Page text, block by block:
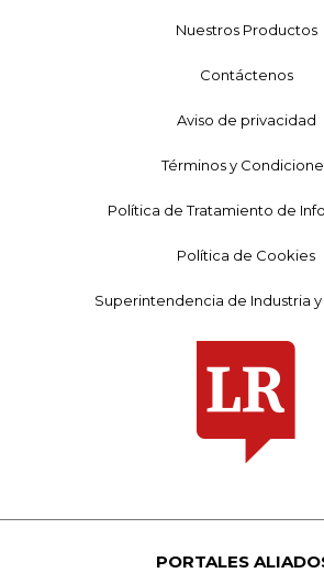
Nuestros Productos
Contáctenos
Aviso de privacidad
Términos y
Política de Tratamiento de
Política de Cookies
Superintendencia de Industria
PORTALES